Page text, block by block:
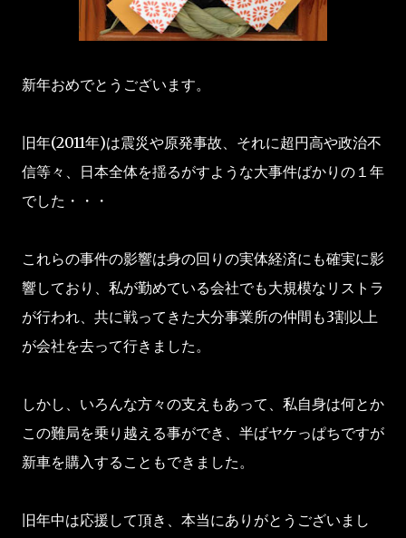
新年おめでとうございます。
旧年(2011年)は震災や原発事故、それに超円高や政治不
信等々、日本全体を揺るがすような大事件ばかりの１年
でした・・・
これらの事件の影響は身の回りの実体経済にも確実に影
響しており、私が勤めている会社でも大規模なリストラ
が行われ、共に戦ってきた大分事業所の仲間も3割以上
が会社を去って行きました。
しかし、いろんな方々の支えもあって、私自身は何とか
この難局を乗り越える事ができ、半ばヤケっぱちですが
新車を購入することもできました。
旧年中は応援して頂き、本当にありがとうございまし